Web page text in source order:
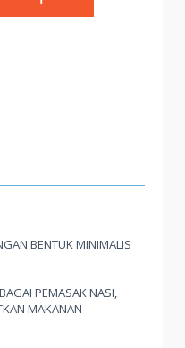
BENTUK MINIMALIS
PEMASAK NASI,
MAKANAN